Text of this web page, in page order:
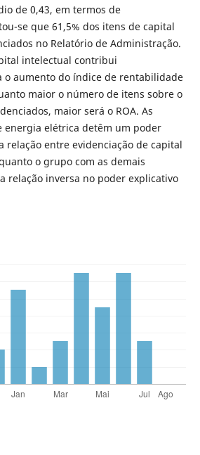
de 0,43, em termos de
se que 61,5% dos itens de capital
no Relatório de Administração.
intelectual contribui
o aumento do índice de rentabilidade
maior o número de itens sobre o
maior será o ROA. As
energia elétrica detêm um poder
relação entre evidenciação de capital
o grupo com as demais
relação inversa no poder explicativo